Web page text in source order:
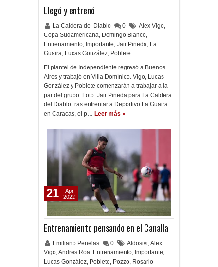
Llegó y entrenó
La Caldera del Diablo 0 Alex Vigo,
Copa Sudamericana, Domingo Blanco,
Entrenamiento, Importante, Jair Pineda, La
Guaira, Lucas González, Poblete
El plantel de Independiente regresó a Buenos
Aires y trabajó en Villa Domínico. Vigo, Lucas
González y Poblete comenzarán a trabajar a la
par del grupo. Foto: Jair Pineda para La Caldera
del DiabloTras enfrentar a Deportivo La Guaira
en Caracas, el p… Leer más »
Entrenamiento pensando en el Canalla
Emiliano Penelas 0 Aldosivi,Alex
Vigo,Andrés Roa, Entrenamiento, Importante,
Lucas González, Poblete, Pozzo, Rosario
21
Apr
2022